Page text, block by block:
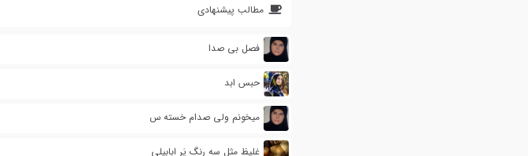
مطالب پیشنهادی
فصل بی صدا
حبس ابد
میخونم ولی صدام خسته س
غلیظ مثل سه رنگ پَرِ ابابیلی